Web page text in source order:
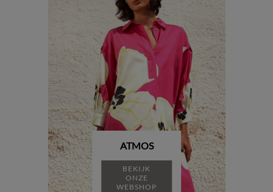
ATMOS
BEKIJK
ONZE
WEBSHOP